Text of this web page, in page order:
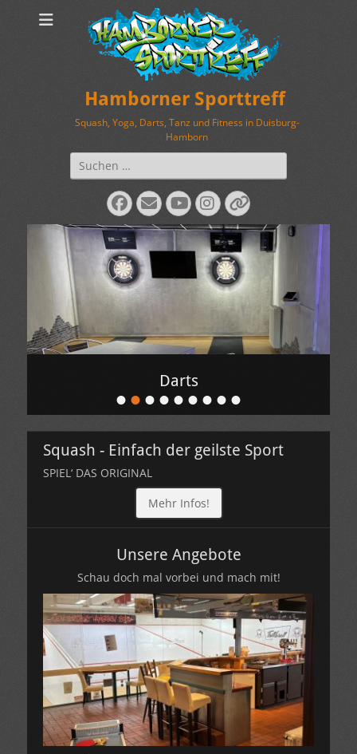
Hamborner Sporttreff
Squash, Yoga, Darts, Tanz und Fitness in Duisburg-
Hamborn
Suchen
nach:
Facebook
E-
Mail
YouTube
Instagram
Verknüpfung
•••••••••
Darts
am
Von
Hamborner
Squash - Einfach der geilste Sport
SPIEL‘ DAS ORIGINAL
Mehr Infos!
Unsere Angebote
Schau doch mal vorbei und mach mit!